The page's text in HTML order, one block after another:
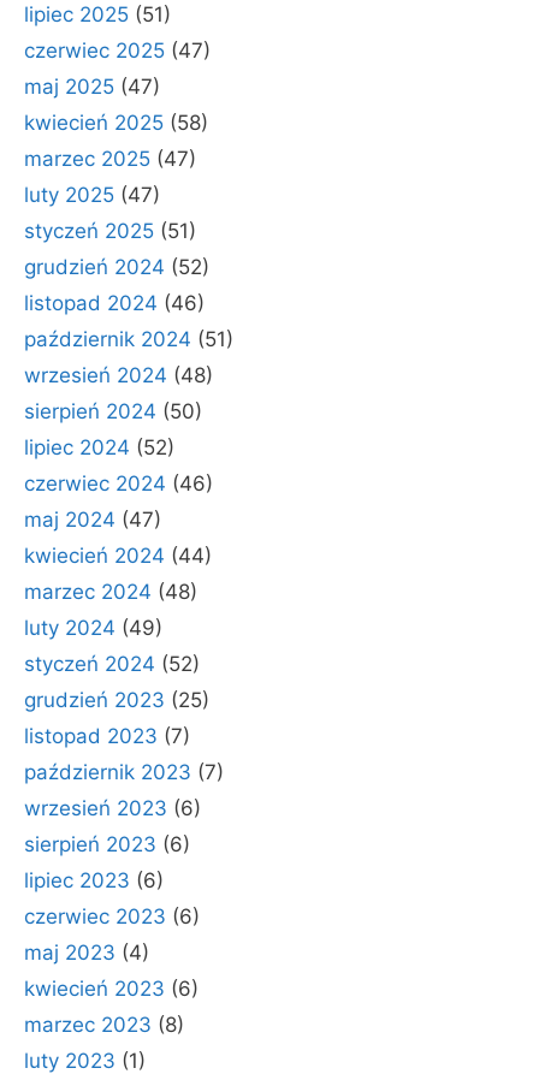
lipiec 2025 (51)
czerwiec 2025 (47)
maj 2025 (47)
kwiecień 2025 (58)
marzec 2025 (47)
luty 2025 (47)
styczeń 2025 (51)
grudzień 2024 (52)
listopad 2024 (46)
październik 2024 (51)
wrzesień 2024 (48)
sierpień 2024 (50)
lipiec 2024 (52)
czerwiec 2024 (46)
maj 2024 (47)
kwiecień 2024 (44)
marzec 2024 (48)
luty 2024 (49)
styczeń 2024 (52)
grudzień 2023 (25)
listopad 2023 (7)
październik 2023 (7)
wrzesień 2023 (6)
sierpień 2023 (6)
lipiec 2023 (6)
czerwiec 2023 (6)
maj 2023 (4)
kwiecień 2023 (6)
marzec 2023 (8)
luty 2023 (1)